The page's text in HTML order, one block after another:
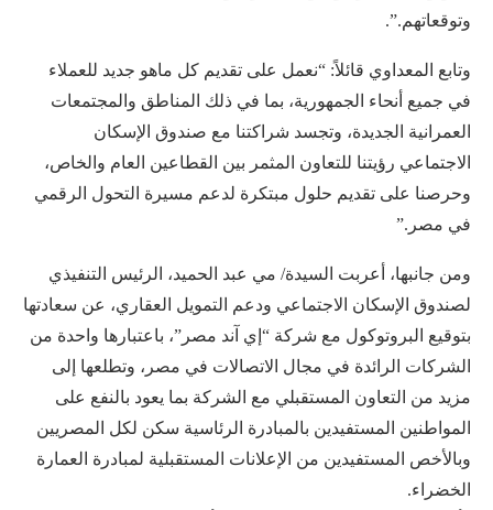
وتوقعاتهم.”.
وتابع المعداوي قائلاً: “نعمل على تقديم كل ماهو جديد للعملاء
في جميع أنحاء الجمهورية، بما في ذلك المناطق والمجتمعات
العمرانية الجديدة، وتجسد شراكتنا مع صندوق الإسكان
الاجتماعي رؤيتنا للتعاون المثمر بين القطاعين العام والخاص،
وحرصنا على تقديم حلول مبتكرة لدعم مسيرة التحول الرقمي
في مصر.”
ومن جانبها، أعربت السيدة/ مي عبد الحميد، الرئيس التنفيذي
لصندوق الإسكان الاجتماعي ودعم التمويل العقاري، عن سعادتها
بتوقيع البروتوكول مع شركة “إي آند مصر”، باعتبارها واحدة من
الشركات الرائدة في مجال الاتصالات في مصر، وتطلعها إلى
مزيد من التعاون المستقبلي مع الشركة بما يعود بالنفع على
المواطنين المستفيدين بالمبادرة الرئاسية سكن لكل المصريين
وبالأخص المستفيدين من الإعلانات المستقبلية لمبادرة العمارة
الخضراء.